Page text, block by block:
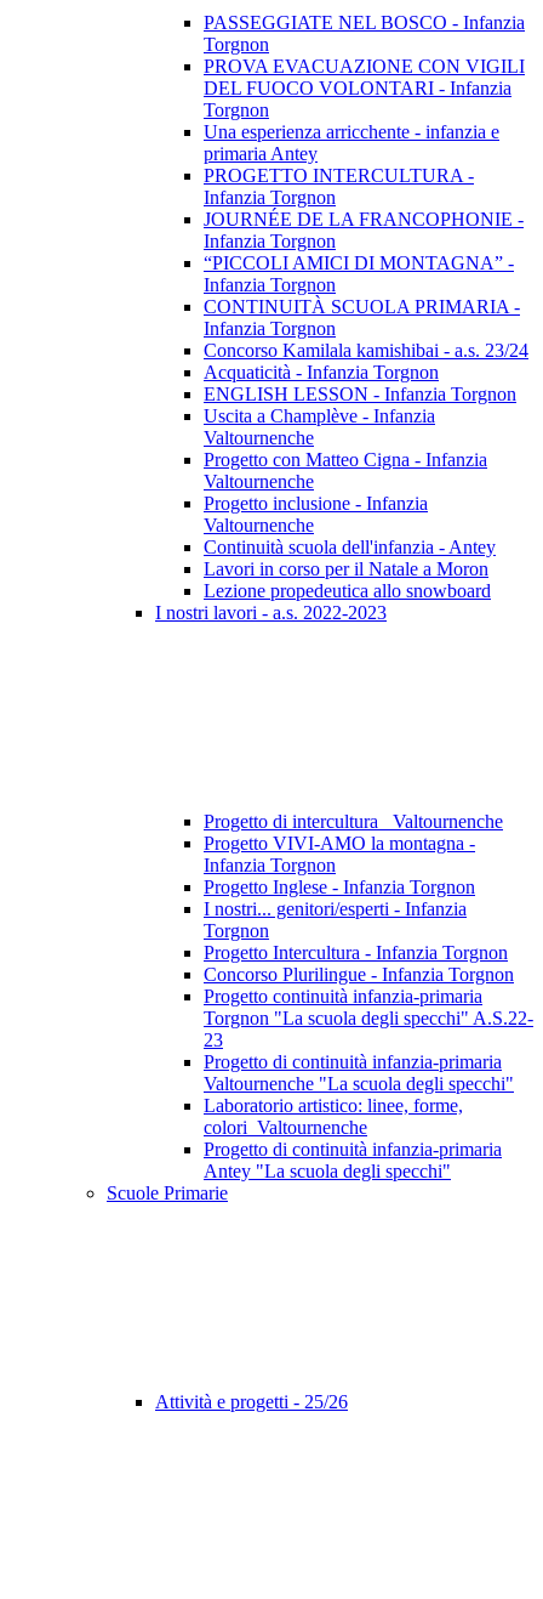
PASSEGGIATE NEL BOSCO - Infanzia
Torgnon
PROVA EVACUAZIONE CON VIGILI
DEL FUOCO VOLONTARI - Infanzia
Torgnon
Una esperienza arricchente - infanzia e
primaria Antey
PROGETTO INTERCULTURA -
Infanzia Torgnon
JOURNÉE DE LA FRANCOPHONIE -
Infanzia Torgnon
“PICCOLI AMICI DI MONTAGNA” -
Infanzia Torgnon
CONTINUITÀ SCUOLA PRIMARIA -
Infanzia Torgnon
Concorso Kamilala kamishibai - a.s. 23/24
Acquaticità - Infanzia Torgnon
ENGLISH LESSON - Infanzia Torgnon
Uscita a Champlève - Infanzia
Valtournenche
Progetto con Matteo Cigna - Infanzia
Valtournenche
Progetto inclusione - Infanzia
Valtournenche
Continuità scuola dell'infanzia - Antey
Lavori in corso per il Natale a Moron
Lezione propedeutica allo snowboard
I nostri lavori - a.s. 2022-2023
Progetto di intercultura_ Valtournenche
Progetto VIVI-AMO la montagna -
Infanzia Torgnon
Progetto Inglese - Infanzia Torgnon
I nostri... genitori/esperti - Infanzia
Torgnon
Progetto Intercultura - Infanzia Torgnon
Concorso Plurilingue - Infanzia Torgnon
Progetto continuità infanzia-primaria
Torgnon "La scuola degli specchi" A.S.22-
23
Progetto di continuità infanzia-primaria
Valtournenche "La scuola degli specchi"
Laboratorio artistico: linee, forme,
colori_Valtournenche
Progetto di continuità infanzia-primaria
Antey "La scuola degli specchi"
Scuole Primarie
Attività e progetti - 25/26